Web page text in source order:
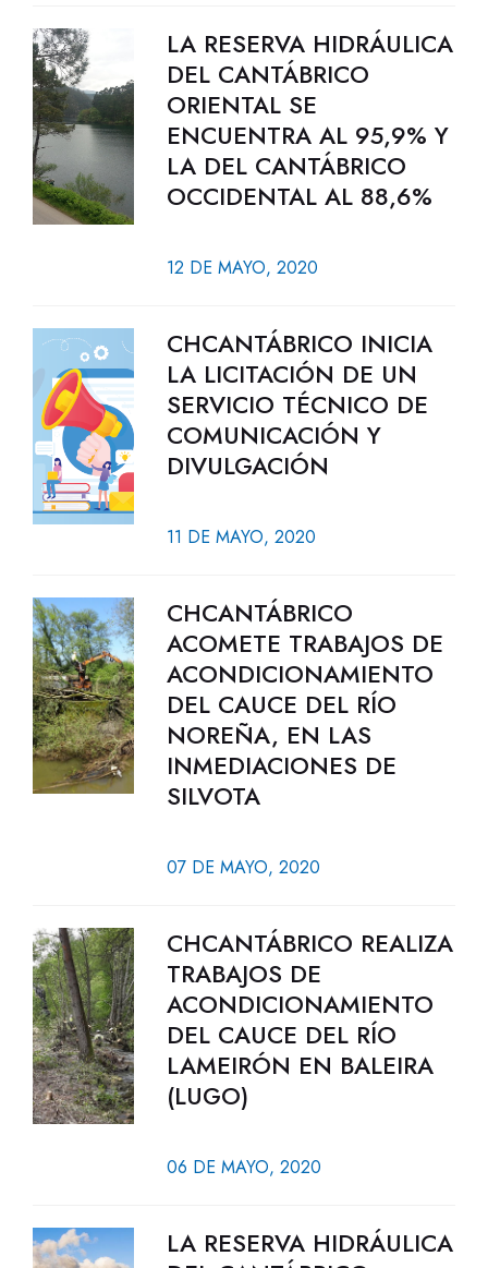
LA RESERVA HIDRÁULICA
DEL CANTÁBRICO
ORIENTAL SE
ENCUENTRA AL 95,9% Y
LA DEL CANTÁBRICO
OCCIDENTAL AL 88,6%
12 DE MAYO, 2020
CHCANTÁBRICO INICIA
LA LICITACIÓN DE UN
SERVICIO TÉCNICO DE
COMUNICACIÓN Y
DIVULGACIÓN
11 DE MAYO, 2020
CHCANTÁBRICO
ACOMETE TRABAJOS DE
ACONDICIONAMIENTO
DEL CAUCE DEL RÍO
NOREÑA, EN LAS
INMEDIACIONES DE
SILVOTA
07 DE MAYO, 2020
CHCANTÁBRICO REALIZA
TRABAJOS DE
ACONDICIONAMIENTO
DEL CAUCE DEL RÍO
LAMEIRÓN EN BALEIRA
(LUGO)
06 DE MAYO, 2020
LA RESERVA HIDRÁULICA